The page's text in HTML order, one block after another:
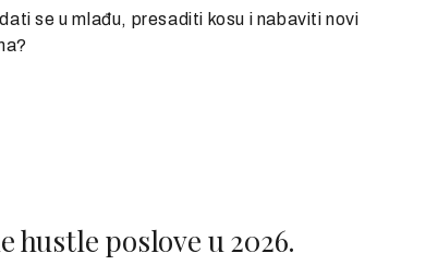
se u mlađu, presaditi kosu i nabaviti novi
hustle poslove u 2026.